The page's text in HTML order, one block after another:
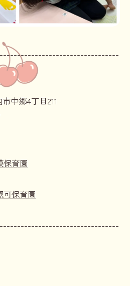
中郷4丁目211
保育園
可保育園